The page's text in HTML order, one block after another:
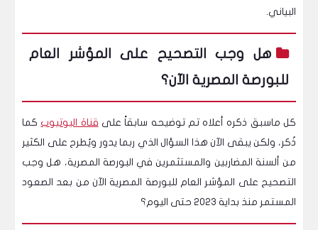
البياني.
هل وجب التصحيح على المؤشر العام
للبورصة المصرية الآن؟
كل ماسبق ذكره أعلاه تم توضيحه سابقاً على قناة اليوتيوب كما
ذُكر، ولكن يبقى الآن هذا السؤال الذي ربما يدور ويُطرح على الكثير
من ألسنة المضاربين والمستثمرين في البورصة المصرية، هل وجب
التصحيح على المؤشر العام للبورصة المصرية الآن من بعد الصعود
المستمر منذ بداية 2023 حتى اليوم؟